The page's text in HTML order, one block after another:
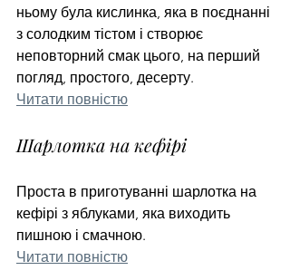
ньому була кислинка, яка в поєднанні
з солодким тістом і створює
неповторний смак цього, на перший
погляд, простого, десерту.
Читати повністю
Шарлотка на кефірі
Проста в приготуванні шарлотка на
кефірі з яблуками, яка виходить
пишною і смачною.
Читати повністю